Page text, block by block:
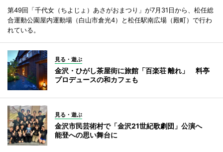
第49回「千代女（ちよじょ）あさがおまつり」が7月31日から、松任総
合運動公園屋内運動場（白山市倉光4）と松任駅南広場（殿町）で行わ
れている。
見る・遊ぶ
金沢・ひがし茶屋街に旅館「百楽荘 離れ」 料亭
プロデュースの和カフェも
見る・遊ぶ
金沢市民芸術村で「金沢21世紀歌劇団」公演へ
能登への思い舞台に